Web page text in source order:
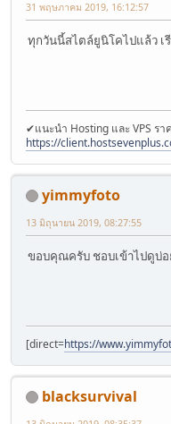
31 พฤษภาคม 2019, 16:12:57
ทุกวันนี้สไตล์ยูนิโคไปแล้ว เ
✔แนะนำ Hosting และ VPS ร
https://
yimmyfoto
13 มิถุนายน 2019, 08:27:55
ขอบคุณครับ ชอบเข้าไปดูบ่อ
[direct=https://
blacksurvival